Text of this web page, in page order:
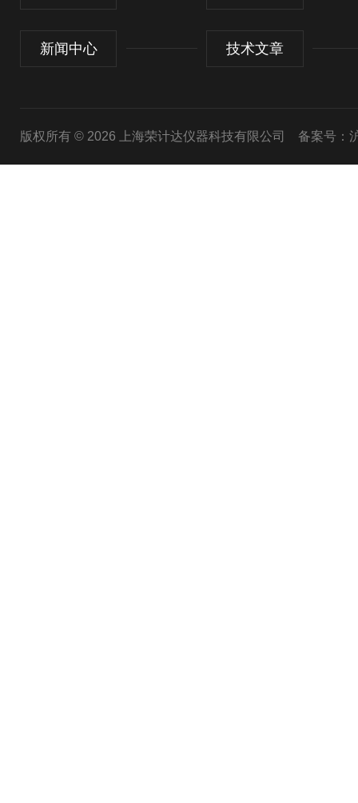
新闻中心 技术文章
版权所有 © 2026 上海荣计达仪器科技有限公司 备案号：